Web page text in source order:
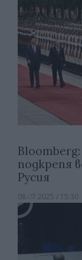
подкрепя
Русия
08.07.2025 / 15:30